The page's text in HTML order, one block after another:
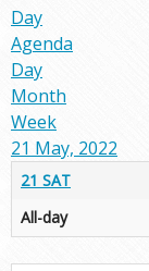
Day
Agenda
Day
Month
Week
21 May, 2022
21 SAT
All-day